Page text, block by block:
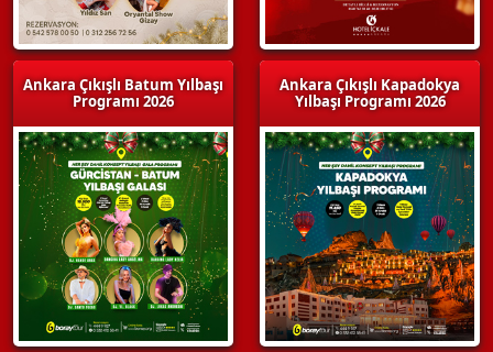
Ankara Çıkışlı Batum Yılbaşı
Programı 2026
Ankara Çıkışlı Kapadokya
Yılbaşı Programı 2026